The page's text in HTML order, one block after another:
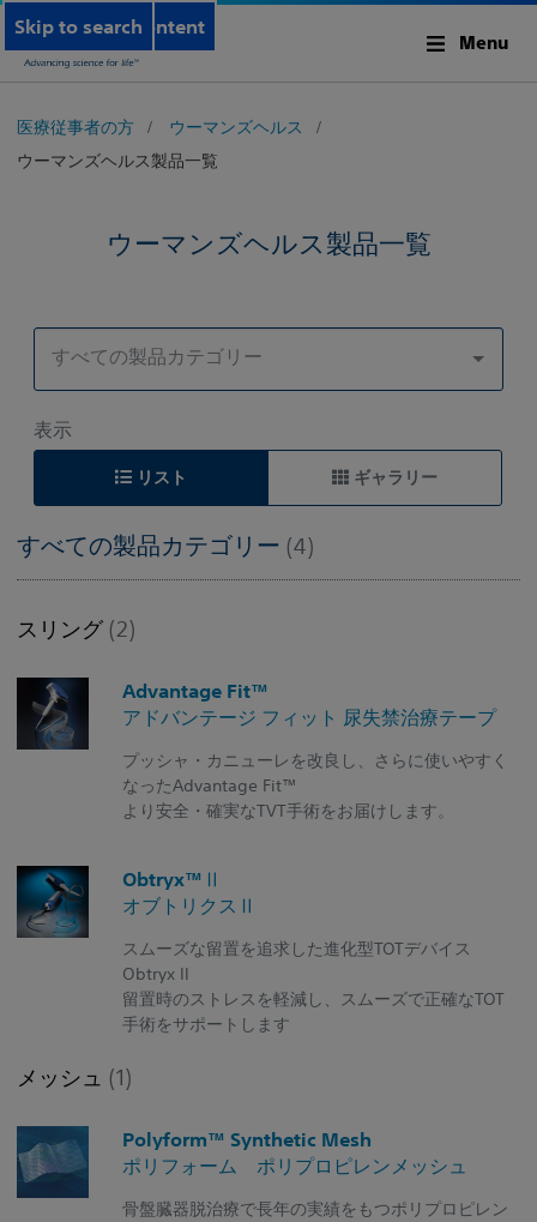
Skip to main content
Skip to search
Menu
医療従事者の方
ウーマンズヘルス
ウーマンズヘルス製品一覧
ウーマンズヘルス製品一覧
すべての製品カテゴリー
表示
リスト ギャラリー
すべての製品カテゴリー (4)
スリング (2)
Advantage Fit™
アドバンテージ フィット 尿失禁治療テープ
プッシャ・カニューレを改良し、さらに使いやすく
なったAdvantage Fit™
より安全・確実なTVT手術をお届けします。
Obtryx™Ⅱ
オブトリクスⅡ
スムーズな留置を追求した進化型TOTデバイス
Obtryx II
留置時のストレスを軽減し、スムーズで正確なTOT
手術をサポートします
メッシュ (1)
Polyform™ Synthetic Mesh
ポリフォーム ポリプロピレンメッシュ
骨盤臓器脱治療で長年の実績をもつポリプロピレン